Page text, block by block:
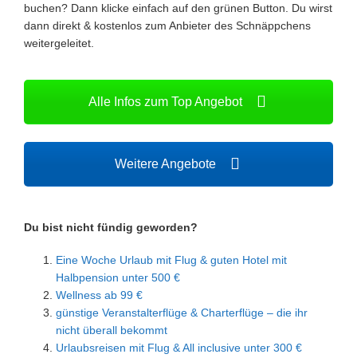
buchen? Dann klicke einfach auf den grünen Button. Du wirst
dann direkt & kostenlos zum Anbieter des Schnäppchens
weitergeleitet.
Alle Infos zum Top Angebot
Weitere Angebote
Du bist nicht fündig geworden?
Eine Woche Urlaub mit Flug & guten Hotel mit
Halbpension unter 500 €
Wellness ab 99 €
günstige Veranstalterflüge & Charterflüge – die ihr
nicht überall bekommt
Urlaubsreisen mit Flug & All inclusive unter 300 €